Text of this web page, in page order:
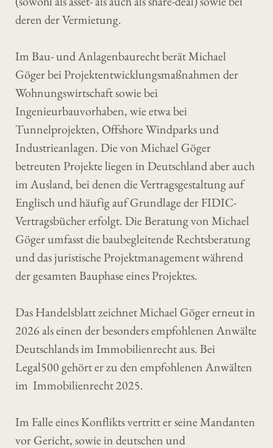
deren der Vermietung.
Im Bau- und Anlagenbaurecht berät Michael
Göger bei Projektentwicklungsmaßnahmen der
Wohnungswirtschaft sowie bei
Ingenieurbauvorhaben, wie etwa bei
Tunnelprojekten, Offshore Windparks und
Industrieanlagen. Die von Michael Göger
betreuten Projekte liegen in Deutschland aber auch
im Ausland, bei denen die Vertragsgestaltung auf
Englisch und häufig auf Grundlage der FIDIC-
Vertragsbücher erfolgt. Die Beratung von Michael
Göger umfasst die baubegleitende Rechtsberatung
und das juristische Projektmanagement während
der gesamten Bauphase eines Projektes.
Das Handelsblatt zeichnet Michael Göger erneut in
2026 als einen der besonders empfohlenen Anwälte
Deutschlands im Immobilienrecht aus. Bei
Legal500 gehört er zu den empfohlenen Anwälten
im Immobilienrecht 2025.
Im Falle eines Konflikts vertritt er seine Mandanten
vor Gericht, sowie in deutschen und